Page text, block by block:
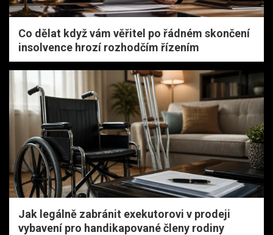
Co dělat když vám věřitel po řádném skončení
insolvence hrozí rozhodčím řízením
Jak legálně zabránit exekutorovi v prodeji
vybavení pro handikapované členy rodiny